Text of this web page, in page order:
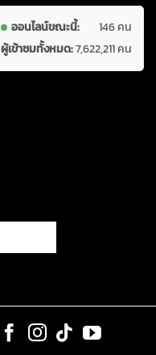
ออนไลน์ขณะนี้:
146 คน
ผู้เข้าชมทั้งหมด:7,622,211 คน